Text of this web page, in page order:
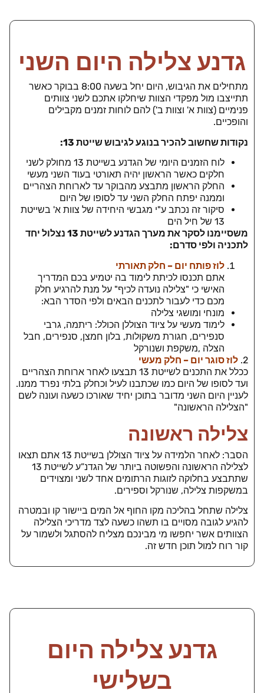
גדנע צלילה היום השני
מתחילים את הגיבוש, היום יחל בשעה 8:00 בבוקר כאשר
תתייצבו מול מפקדי הצוות שיחלקו אתכם לשני צוותים
פנימיים (צוות א' וצוות ב') להם לוחות זמנים מקבילים
והופכיים.
נקודות שחשוב להכיר בנוגע לגיבוש שייטת 13:
לוח הזמנים היומי של הגדנע בשייטת 13 מחולק לשני
חלקים כאשר הראשון יהיה תאורטי בעוד השני מעשי
החלק הראשון מתבצע מהבוקר עד לארוחת הצהריים
וממנה יפתח החלק השני עד לסופו של היום
סיקור זה נכתב ע"י מגבשי היחידה של צוות א' בשייטת
13 של חיל הים
משסיימנו לסקר את מערך הגדנע לשייטת 13 נצלול יחד
לתכניה ולפי סדרם:
לוז פותח יום – חלק תאורתי
אתם תכנסו לכיתת לימוד בה יטמיע בכם המדריך
האישי כי "צלילה נועדה לכיף" על מנת להרגיע חלק
מכם כדי לעבור לתכנים הבאים ולפי הסדר הבא:
מונחי ומושגי צלילה
לימוד מעשי על ציוד הצוללן הכולל: ריתמה, גרבי
סנפירים, חגורת משקולות, בלון חמצן, סנפירים, חבל
הצלה ,משקפת ושנורקל
2. לוז סוגר יום – חלק מעשי
ככלל את התכנים לשייטת 13 תבצעו לאחר ארוחת הצהריים
ועד לסופו של היום כמו שכתבנו לעיל וכחלק בלתי נפרד ממנו.
לעניין היום השני מדובר בתוכן יחיד שאורכו כשעה ועונה לשם
"הצלילה הראשונה"
צלילה ראשונה
הסבר: לאחר הלמידה על ציוד הצוללן בשייטת 13 אתם תצאו
לצלילה הראשונה והפשוטה ביותר של הגדנ”ע לשייטת 13
שתתבצע בחלוקה לזוגות הרתומים אחד לשני ומצוידים
במשקפות צלילה, שנורקל וספירים.
צלילה שתחל בהליכה מקו החוף אל המים ביישור קו ובמטרה
להגיע לגובה מסויים בו תשהו כשעה לצד מדריכי הצלילה
הצוותים אשר יחפשו מי מבינכם מצליח להסתגל ולשמור על
קור רוח למול תוכן חדש זה.
גדנע צלילה היום
בשלישי